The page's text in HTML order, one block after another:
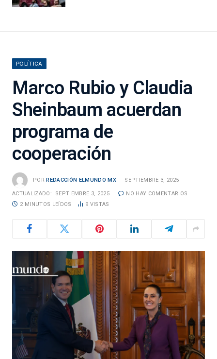
POLÍTICA
Marco Rubio y Claudia
Sheinbaum acuerdan
programa de
cooperación
POR REDACCIÓN ELMUNDO MX SEPTIEMBRE 3, 2025
ACTUALIZADO: SEPTIEMBRE 3, 2025
NO HAY COMENTARIOS
2 MINUTOS LEÍDOS
9 VISTAS